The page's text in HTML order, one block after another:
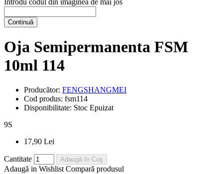
Continuă
Oja Semipermanenta FSM
10ml 114
Producător: FENGSHANGMEI
Cod produs: fsm114
Disponibilitate: Stoc Epuizat
9S
17,90 Lei
Cantitate Adaugă în Coş
Adaugă in Wishlist Compară produsul